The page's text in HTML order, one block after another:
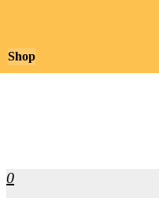
0
Shop